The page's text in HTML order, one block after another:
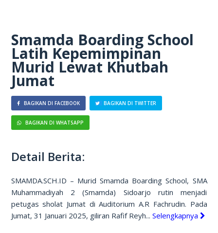
Smamda Boarding School
Latih Kepemimpinan
Murid Lewat Khutbah
Jumat
BAGIKAN DI FACEBOOK BAGIKAN DI TWITTER
BAGIKAN DI WHATSAPP
Detail Berita:
SMAMDA.SCH.ID – Murid Smamda Boarding School, SMA
Muhammadiyah 2 (Smamda) Sidoarjo rutin menjadi
petugas sholat Jumat di Auditorium A.R Fachrudin. Pada
Jumat, 31 Januari 2025, giliran Rafif Reyh... Selengkapnya